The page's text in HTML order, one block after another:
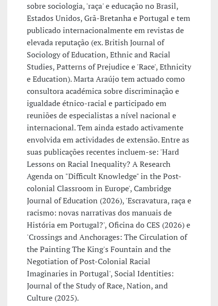
sobre sociologia, 'raça' e educação no Brasil,
Estados Unidos, Grã-Bretanha e Portugal e tem
publicado internacionalmente em revistas de
elevada reputação (ex. British Journal of
Sociology of Education, Ethnic and Racial
Studies, Patterns of Prejudice e 'Race', Ethnicity
e Education). Marta Araújo tem actuado como
consultora académica sobre discriminação e
igualdade étnico-racial e participado em
reuniões de especialistas a nível nacional e
internacional. Tem ainda estado activamente
envolvida em actividades de extensão. Entre as
suas publicações recentes incluem-se: 'Hard
Lessons on Racial Inequality? A Research
Agenda on "Difficult Knowledge" in the Post-
colonial Classroom in Europe', Cambridge
Journal of Education (2026), 'Escravatura, raça e
racismo: novas narrativas dos manuais de
História em Portugal?', Oficina do CES (2026) e
'Crossings and Anchorages: The Circulation of
the Painting The King's Fountain and the
Negotiation of Post-Colonial Racial
Imaginaries in Portugal', Social Identities:
Journal of the Study of Race, Nation, and
Culture (2025).